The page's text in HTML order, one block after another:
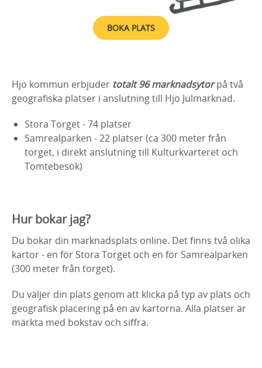
BOKA PLATS
Hjo kommun erbjuder totalt 96 marknadsytorpå två
geografiska platser i anslutning till Hjo Julmarknad.
Stora Torget - 74 platser
Samrealparken - 22 platser (ca 300 meter från
torget, i direkt anslutning till Kulturkvarteret och
Tomtebesök)
Hur bokar jag?
Du bokar din marknadsplats online. Det finns två olika
kartor - en för Stora Torget och en för Samrealparken
(300 meter från torget).
Du väljer din plats genom att klicka på typ av plats och
geografisk placering på en av kartorna. Alla platser är
märkta med bokstav och siffra.